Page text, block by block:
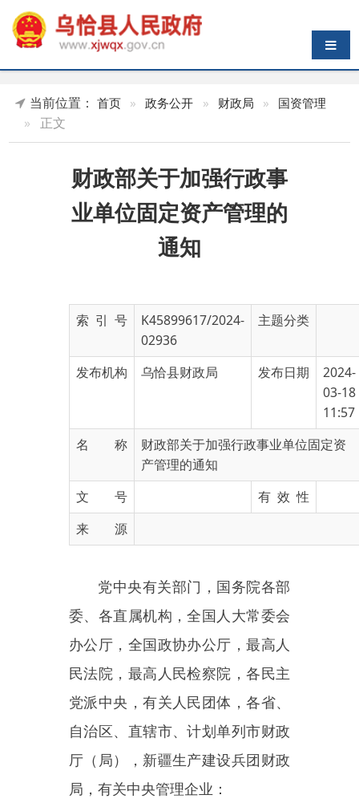
导航切换
» 正文
业单位固定资产管理的
通知
02936
发布机构 乌恰县财政局 发布日期
2024-
11:57
文 号
有 效 性
党中央有关部门，国务院各部
委、各直属机构，全国人大常委会
民法院，最高人民检察院，各民主
党派中央，有关人民团体，各省、
自治区、直辖市、计划单列市财政
厅（局），新疆生产建设兵团财政
局，有关中央管理企业：
行政事业单位固定资产（以下
简称固定资产）是行政事业单位为
满足自身开展业务活动或其他活动